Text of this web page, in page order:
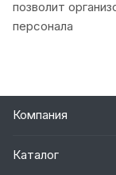
позволит
персонала
Компания
Каталог